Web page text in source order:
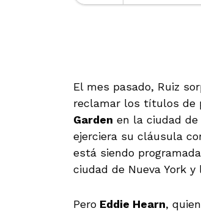
El mes pasado, Ruiz
reclamar los títulos de
Garden en la ciudad de
ejerciera su cláusula
está siendo
ciudad de Nueva York
Pero Eddie Hearn,